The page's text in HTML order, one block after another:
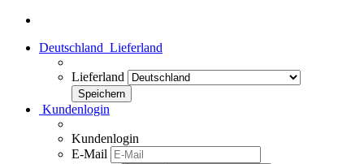
Deutschland Lieferland
Lieferland
Kundenlogin
Kundenlogin
E-Mail